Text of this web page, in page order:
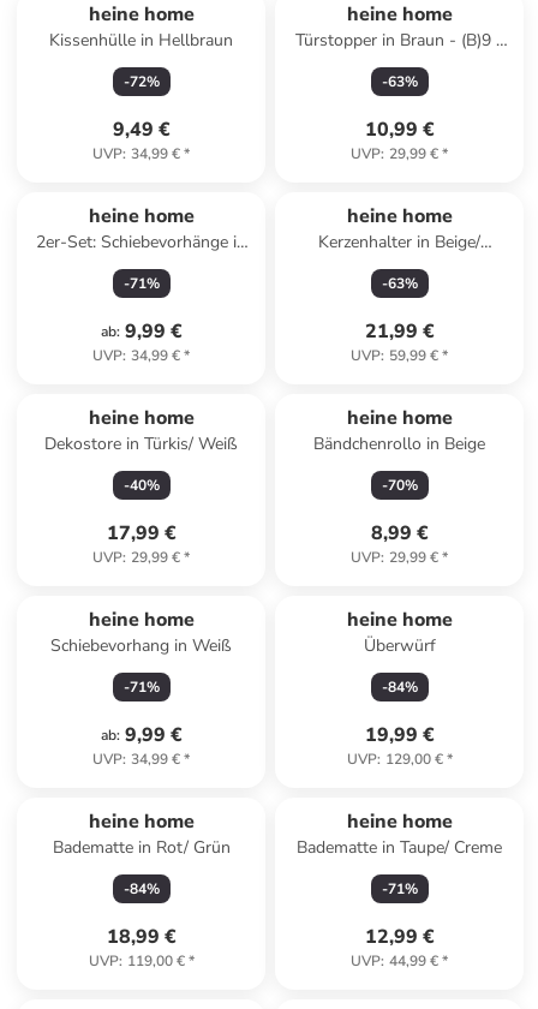
heine home
Kissenhülle in Hellbraun
-72%
9,49 €
UVP: 34,99 €*
heine home
Türstopper in Braun - (B)9 x
(H)20 cm
-63%
10,99 €
UVP: 29,99 €*
heine home
2er-Set: Schiebevorhänge in
Weiß/ Schwarz
-71%
ab: 9,99 €
UVP: 34,99 €*
heine home
Kerzenhalter in Beige/
Transparent - (B)45 x (H)27,5
x (T)7 cm
-63%
21,99 €
UVP: 59,99 €*
heine home
Dekostore in Türkis/ Weiß
-40%
17,99 €
UVP: 29,99 €*
heine home
Bändchenrollo in Beige
-70%
8,99 €
UVP: 29,99 €*
heine home
Schiebevorhang in Weiß
-71%
ab: 9,99 €
UVP: 34,99 €*
heine home
Überwürf
-84%
19,99 €
UVP: 129,00 €*
heine home
Badematte in Rot/ Grün
-84%
18,99 €
UVP: 119,00 €*
heine home
Badematte in Taupe/ Creme
-71%
12,99 €
UVP: 44,99 €*